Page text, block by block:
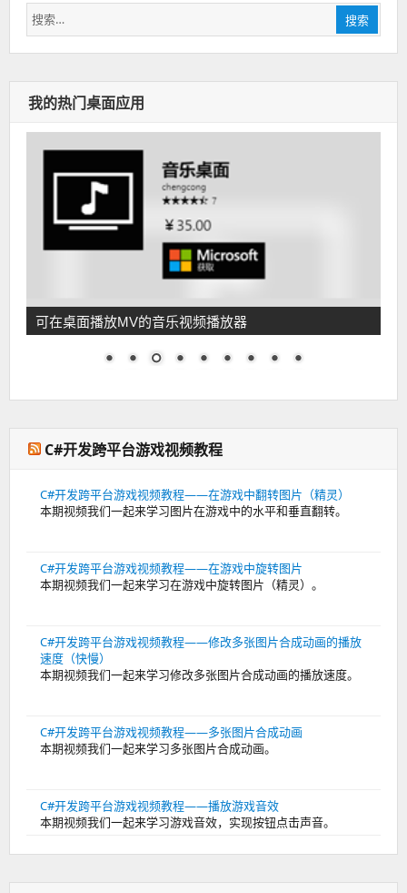
搜
索：
搜索
我的热门桌面应用
可在桌面播放MV的音乐视频播放器
C#开发跨平台游戏视频教程
C#开发跨平台游戏视频教程——在游戏中翻转图片（精灵）
本期视频我们一起来学习图片在游戏中的水平和垂直翻转。
C#开发跨平台游戏视频教程——在游戏中旋转图片
本期视频我们一起来学习在游戏中旋转图片（精灵）。
C#开发跨平台游戏视频教程——修改多张图片合成动画的播放
速度（快慢）
本期视频我们一起来学习修改多张图片合成动画的播放速度。
C#开发跨平台游戏视频教程——多张图片合成动画
本期视频我们一起来学习多张图片合成动画。
C#开发跨平台游戏视频教程——播放游戏音效
本期视频我们一起来学习游戏音效，实现按钮点击声音。